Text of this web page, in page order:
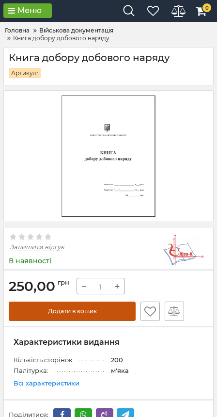
Меню 0
Головна
Військова документація
Книга добору добового наряду
Книга добору добового наряду
Артикул:
Залишити відгук
В наявності
250,00 грн − +
Додати в кошик
Характеристики видання
Кількість сторінок:
200
Палітурка:
м'яка
Всі характеристики
Поділитися: